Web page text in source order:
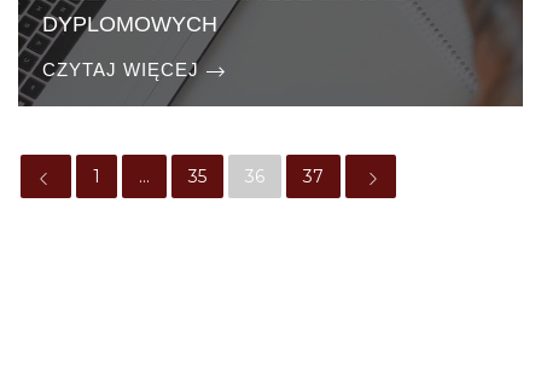
DYPLOMOWYCH
CZYTAJ WIĘCEJ
1 … 35 36 37